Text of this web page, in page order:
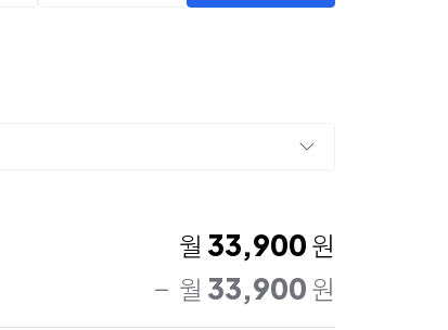
월 33,900 원
월 33,900 원